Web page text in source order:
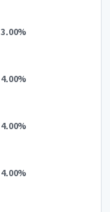
3.00%
4.00%
4.00%
4.00%